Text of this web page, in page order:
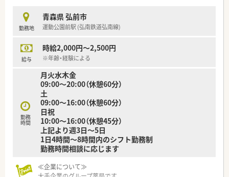
勤務地
青森県 弘前市
運動公園前駅 (弘南鉄道弘南線)
給与
時給2,000円～2,500円
※年齢・経験による
勤務
時間
月火水木金
09:00～20:00（休憩60分）
土
09:00～16:00（休憩60分）
日祝
10:00～16:00（休憩45分）
上記より週3日～5日
1日4時間～8時間内のシフト勤務制
勤務時間相談に応じます
≪企業について≫